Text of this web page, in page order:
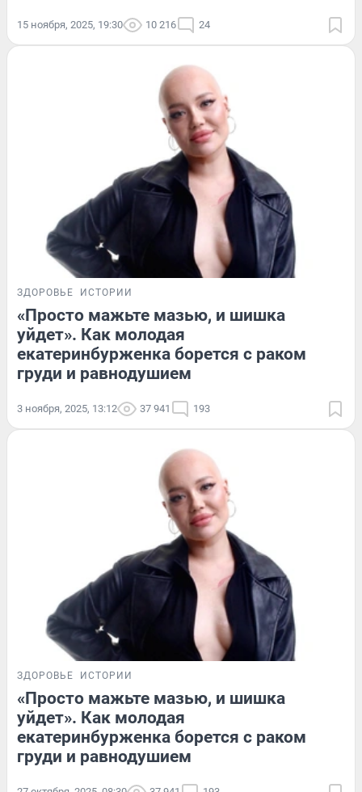
15 ноября, 2025, 19:30 10 216 24
ЗДОРОВЬЕ ИСТОРИИ
«Просто мажьте мазью, и шишка
уйдет». Как молодая
екатеринбурженка борется с раком
груди и равнодушием
3 ноября, 2025, 13:12 37 941 193
ЗДОРОВЬЕ ИСТОРИИ
«Просто мажьте мазью, и шишка
уйдет». Как молодая
екатеринбурженка борется с раком
груди и равнодушием